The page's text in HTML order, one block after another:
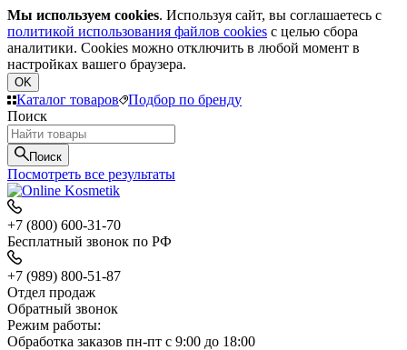
Мы используем cookies. Используя сайт, вы соглашаетесь с
политикой использования файлов cookies с целью сбора
аналитики. Cookies можно отключить в любой момент в
настройках вашего браузера.
OK
Каталог товаров
Подбор по бренду
Поиск
Поиск
Посмотреть все результаты
+7 (800) 600-31-70
Бесплатный звонок по РФ
+7 (989) 800-51-87
Отдел продаж
Обратный звонок
Режим работы:
Обработка заказов пн-пт с 9:00 до 18:00